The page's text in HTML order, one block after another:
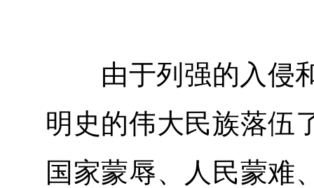
由于列强的入侵和
明史的伟大民族落伍
国家蒙辱、人民蒙难